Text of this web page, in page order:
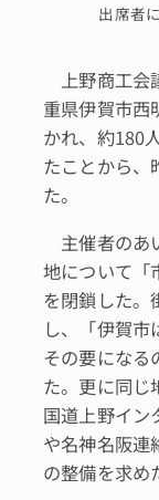
出席者
上野商工会
重県伊賀市西
かれ、約180
たことから、
た。
主催者のあ
地について「
を閉鎖した。
し、「伊賀市
その要になる
た。更に同じ
国道上野イン
や名神名阪連
の整備を求め